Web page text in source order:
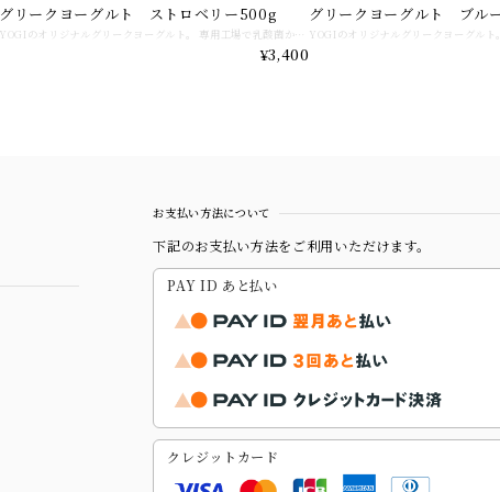
グリークヨーグルト ストロベリー500g
YOGIのオリジナルグリークヨーグルト。 専用工場で乳酸菌から選定してヨーグルトを作ってます。72時間かけて丁寧に水抜きしたヨーグルトはまるでクリームチーズのような濃厚さ。 低脂質高タンパクの自慢のグリークヨーグルトをあなたの毎日のご褒美にしませんか。 そのままお召し上がりになるのはもちろん、フルーツやグラノーラ、はちみつをトッピングしたり、パンに塗ったりサラダに合わせたりなど万能なグリークヨーグルトです。 新鮮でできたてをお届けするため注文いただいてから10日以内の発送とさせていただいております。 賞味期限は商品にも記載ありますが到着してから約10日になります。 詳細はFAQをご覧くださいませ。
¥3,400
グリークヨーグルト ブル
お支払い方法について
下記のお支払い方法をご利用いただけます。
PAY ID あと払い
クレジットカード